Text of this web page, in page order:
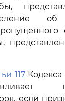
117Кодекса
если